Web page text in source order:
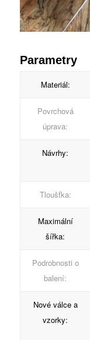
Parametry
Materiál:
Povrchová
úprava:
Návrhy:
Tloušťka:
Maximální
šířka:
Podrobnosti o
balení:
Nové válce a
vzorky: